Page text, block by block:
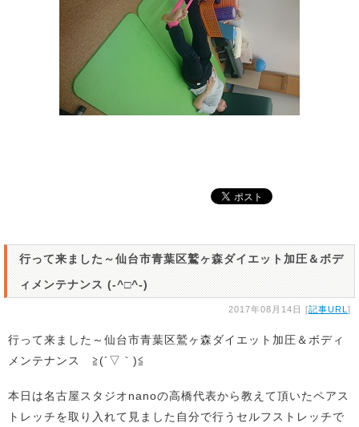
行って来ました～仙台市青葉区鷲ヶ森ダイエット加圧＆ボデ
ィメンテナンス (-^□^-)
2017年08月14日 [記事URL ]
行って来ました～仙台市青葉区鷲ヶ森ダイエット加圧＆ボディ
メンテナンス ≧(´▽｀)≦
本日は名古屋スタジオnanoの高橋代表から教えて頂いたペアス
トレッチを取り入れて見ました自分で行うセルフストレッチで